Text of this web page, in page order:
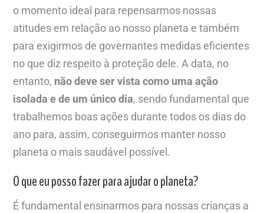
o momento ideal para repensarmos nossas
atitudes em relação ao nosso planeta e também
para exigirmos de governantes medidas eficientes
no que diz respeito à proteção dele. A data, no
entanto, não deve ser vista como uma ação
isolada e de um único dia, sendo fundamental que
trabalhemos boas ações durante todos os dias do
ano para, assim, conseguirmos manter nosso
planeta o mais saudável possível.
O que eu posso fazer para ajudar o planeta?
É fundamental ensinarmos para nossas crianças a